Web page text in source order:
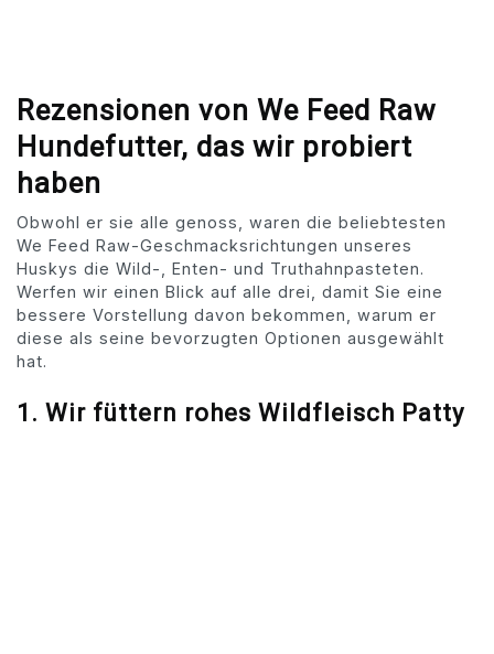
Rezensionen von We Feed Raw
Hundefutter, das wir probiert
haben
Obwohl er sie alle genoss, waren die beliebtesten
We Feed Raw-Geschmacksrichtungen unseres
Huskys die Wild-, Enten- und Truthahnpasteten.
Werfen wir einen Blick auf alle drei, damit Sie eine
bessere Vorstellung davon bekommen, warum er
diese als seine bevorzugten Optionen ausgewählt
hat.
1. Wir füttern rohes Wildfleisch Patty